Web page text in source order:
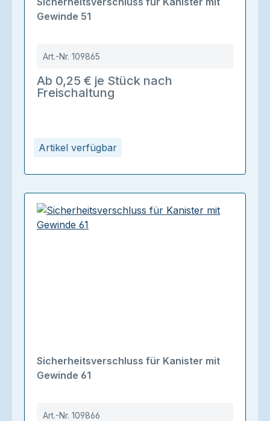
Artikel verfügbar
Gewinde 51
Art.-Nr. 109865
Ab 0,25 € je Stück nach
Freischaltung
Sicherheitsverschluss für Kanister mit
Gewinde 61
Art.-Nr. 109866